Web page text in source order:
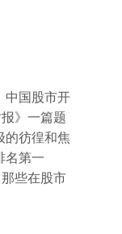
中国股市开
》一篇题
的彷徨和焦
名第一
些在股市